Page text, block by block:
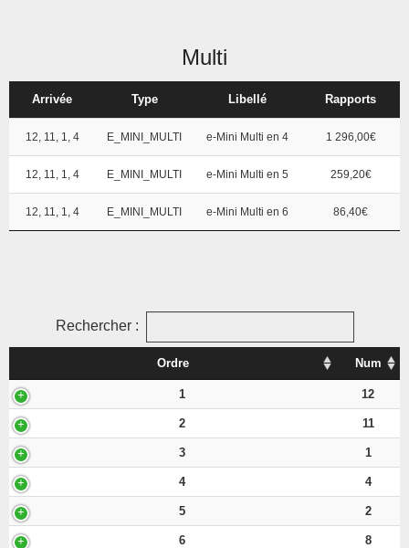
Multi
Arrivée Type Libellé Rapports
12, 11, 1, 4 E_MINI_MULTI e-Mini Multi en 4 1 296,00€
12, 11, 1, 4 E_MINI_MULTI e-Mini Multi en 5 259,20€
12, 11, 1, 4 E_MINI_MULTI e-Mini Multi en 6 86,40€
Rechercher :
Ordre Num
1 12
2 11
3 1
4 4
5 2
6 8